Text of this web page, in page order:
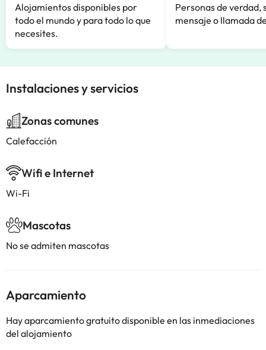
Alojamientos disponibles por
todo el mundo y para todo lo que
necesites.
Personas de verdad,
mensaje o llamada
Instalaciones y servicios
Zonas comunes
Calefacción
Wifi e Internet
Wi-Fi
Mascotas
No se admiten mascotas
Aparcamiento
Hay aparcamiento gratuito disponible en las inmediaciones
del alojamiento